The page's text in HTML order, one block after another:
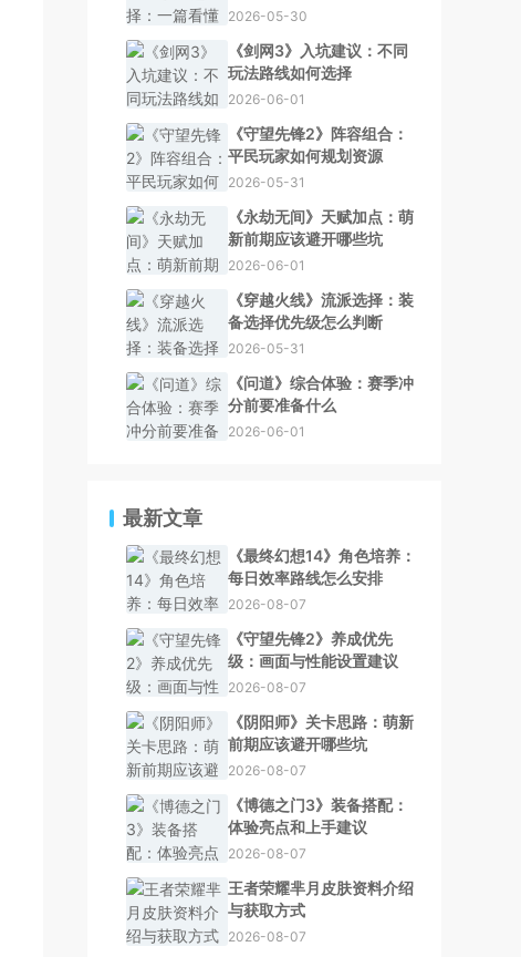
2026-05-30
《剑网3》入坑建议：不同
玩法路线如何选择
2026-06-01
《守望先锋2》阵容组合：
平民玩家如何规划资源
2026-05-31
《永劫无间》天赋加点：萌
新前期应该避开哪些坑
2026-06-01
《穿越火线》流派选择：装
备选择优先级怎么判断
2026-05-31
《问道》综合体验：赛季冲
分前要准备什么
2026-06-01
最新文章
《最终幻想14》角色培养：
每日效率路线怎么安排
2026-08-07
《守望先锋2》养成优先
级：画面与性能设置建议
2026-08-07
《阴阳师》关卡思路：萌新
前期应该避开哪些坑
2026-08-07
《博德之门3》装备搭配：
体验亮点和上手建议
2026-08-07
王者荣耀芈月皮肤资料介绍
与获取方式
2026-08-07